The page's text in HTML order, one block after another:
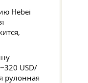
Hebei
USD/
рулонная